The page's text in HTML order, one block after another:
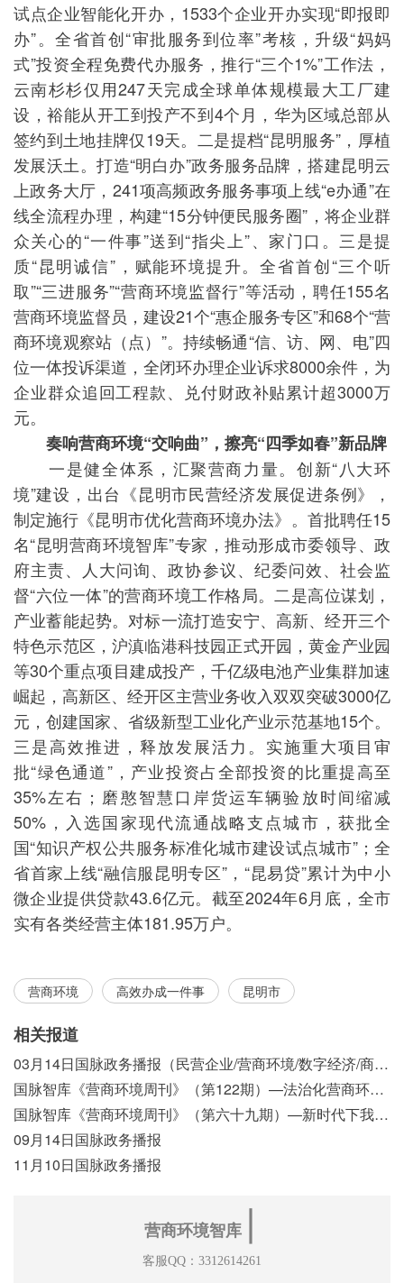
试点企业智能化开办，1533个企业开办实现“即报即
办”。全省首创“审批服务到位率”考核，升级“妈妈
式”投资全程免费代办服务，推行“三个1%”工作法，
云南杉杉仅用247天完成全球单体规模最大工厂建
设，裕能从开工到投产不到4个月，华为区域总部从
签约到土地挂牌仅19天。二是提档“昆明服务”，厚植
发展沃土。打造“明白办”政务服务品牌，搭建昆明云
上政务大厅，241项高频政务服务事项上线“e办通”在
线全流程办理，构建“15分钟便民服务圈”，将企业群
众关心的“一件事”送到“指尖上”、家门口。三是提
质“昆明诚信”，赋能环境提升。全省首创“三个听
取”“三进服务”“营商环境监督行”等活动，聘任155名
营商环境监督员，建设21个“惠企服务专区”和68个“营
商环境观察站（点）”。持续畅通“信、访、网、电”四
位一体投诉渠道，全闭环办理企业诉求8000余件，为
企业群众追回工程款、兑付财政补贴累计超3000万
元。
奏响营商环境“交响曲”，擦亮“四季如春”新品牌
一是健全体系，汇聚营商力量。创新“八大环
境”建设，出台《昆明市民营经济发展促进条例》，
制定施行《昆明市优化营商环境办法》。首批聘任15
名“昆明营商环境智库”专家，推动形成市委领导、政
府主责、人大问询、政协参议、纪委问效、社会监
督“六位一体”的营商环境工作格局。二是高位谋划，
产业蓄能起势。对标一流打造安宁、高新、经开三个
特色示范区，沪滇临港科技园正式开园，黄金产业园
等30个重点项目建成投产，千亿级电池产业集群加速
崛起，高新区、经开区主营业务收入双双突破3000亿
元，创建国家、省级新型工业化产业示范基地15个。
三是高效推进，释放发展活力。实施重大项目审
批“绿色通道”，产业投资占全部投资的比重提高至
35%左右；磨憨智慧口岸货运车辆验放时间缩减
50%，入选国家现代流通战略支点城市，获批全
国“知识产权公共服务标准化城市建设试点城市”；全
省首家上线“融信服昆明专区”，“昆易贷”累计为中小
微企业提供贷款43.6亿元。截至2024年6月底，全市
实有各类经营主体181.95万户。
营商环境 高效办成一件事 昆明市
相关报道
03月14日国脉政务播报（民营企业/营商环境/数字经济/商事制度改革）
国脉智库《营商环境周刊》（第122期）—法治化营商环境视域下我国行政执法公示制度浅析
国脉智库《营商环境周刊》（第六十九期）—新时代下我国营商环境标准体系构建初探
09月14日国脉政务播报
11月10日国脉政务播报
营商环境智库
客服QQ：3312614261